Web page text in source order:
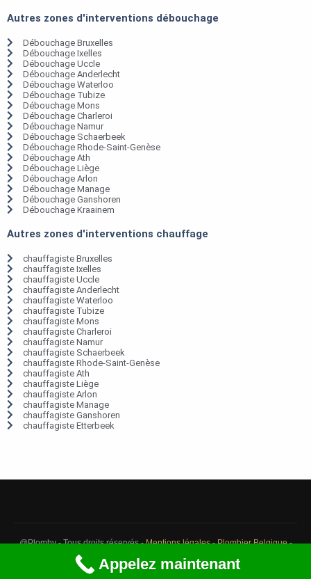
Autres zones d'interventions débouchage
Débouchage Bruxelles
Débouchage Ixelles
Débouchage Uccle
Débouchage Anderlecht
Débouchage Waterloo
Débouchage Tubize
Débouchage Mons
Débouchage Charleroi
Débouchage Namur
Débouchage Schaerbeek
Débouchage Rhode-Saint-Genèse
Débouchage Ath
Débouchage Liège
Débouchage Arlon
Débouchage Manage
Débouchage Ganshoren
Débouchage Kraainem
Autres zones d'interventions chauffage
chauffagiste Bruxelles
chauffagiste Ixelles
chauffagiste Uccle
chauffagiste Anderlecht
chauffagiste Waterloo
chauffagiste Tubize
chauffagiste Mons
chauffagiste Charleroi
chauffagiste Namur
chauffagiste Schaerbeek
chauffagiste Rhode-Saint-Genèse
chauffagiste Ath
chauffagiste Liège
chauffagiste Arlon
chauffagiste Manage
chauffagiste Ganshoren
chauffagiste Etterbeek
@Plomby - Tous droits réservés -Mentions légales-Plombier Belgique-
Débouchage Belgique
Appelez maintenant